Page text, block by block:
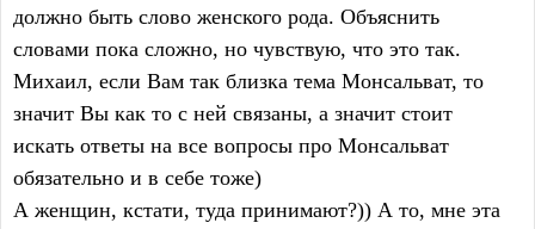
должно быть слово женского рода. Объяснить
словами пока сложно, но чувствую, что это так.
Михаил, если Вам так близка тема Монсальват, то
значит Вы как то с ней связаны, а значит стоит
искать ответы на все вопросы про Монсальват
обязательно и в себе тоже)
А женщин, кстати, туда принимают?)) А то, мне эта